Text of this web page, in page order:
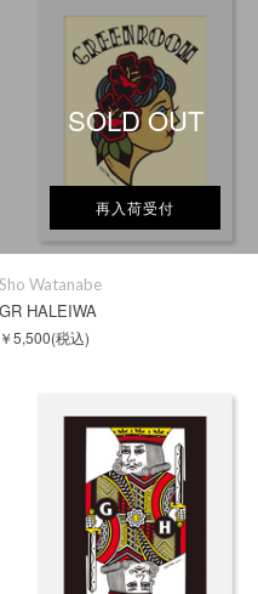
SOLD OUT
再入荷受付
Sho Watanabe
GR HALEIWA
￥5,500(税込)